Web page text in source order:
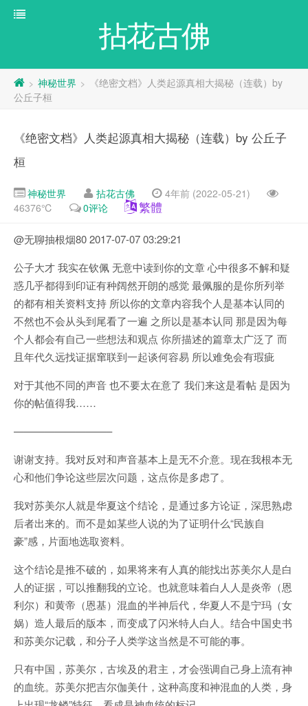
拈花古佛
> 神秘世界 >
《绝密文档》人类起源真相大揭秘（连载）by
公丘子桓
《绝密文档》人类起源真相大揭秘（连载）by 公丘子
桓
神秘世界 拈花古佛
4年前 (2022-05-21)
46376℃
0评论 繁體
@无聊抽根烟80 2017-07-07 03:29:21
公子大才 我实在钦佩 无意中读到你的文章 心中很多不解和疑
惑几乎都得到印证有种阔然开朗的感觉 最佩服的是你所列举
的都有相关资料支持 所以你的文章内容我个人是基本认同的
不然也不会从头到尾看了一遍 之所以是基本认同 那是因为每
个人都会有自己一些想法和观点 你所描述的篇章太广泛了 而
且年代久远找证据窜联到一起谈何容易 所以难免会有瑕疵
对于其他不同的声音 也不要太在意了 我们来这是看帖 是因为
你的帖值得我……
—————————–
谢谢支持。我对反对和声音基本上是无不介意。现在我根本无
心和他们争论这些层次问题，这点你是多虑了。
我对苏美尔人就是华夏这个结论，是通过多方论证，深思熟虑
后者出来的。而不是如某些人说的为了证明什么“民族自
豪”感，片面地选取资料。
这个结论是推不破的，如果将来有人真的能找出苏美尔人是白
人的证据，可以推翻我的立论。也就意味着白人人是炎帝（恩
利尔）和黄帝（恩基）混血的半神后代，华夏人不是宁玛（女
娲）造人最后的版本，而变成了闪米特人白人。结合中国史书
和苏美尔记载，和分子人类学这当然是不可能的事。
只有中国，苏美尔，古埃及的君主，才会强调自己身上流有神
的血统。苏美尔把吉尔伽美什，这种高度和神混血的人类，身